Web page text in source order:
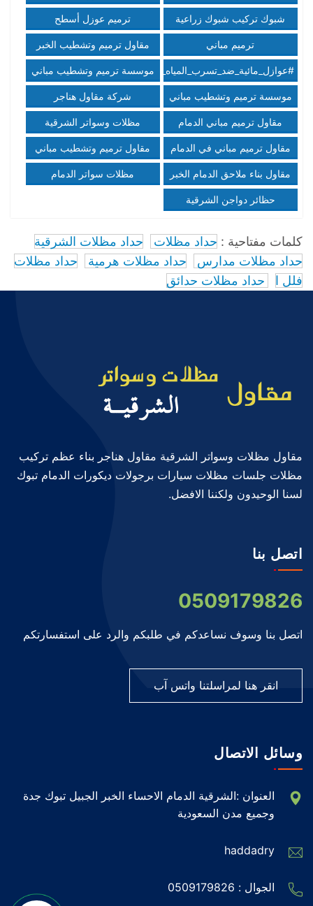
شبوك تركيب شبوك زراعية
شبوك امنية مقاول شبوك
ترميم عوزل أسطح
ترميم مباني مقاول ترميم وتشطيب الخبر
#عوازل_مائية_ضد_تسرب_المياه_ضمان10سنوات
عوازل اسطح ضد تسربات
المياه عازل فوم
موسسة ترميم وتشطيب مباني
الرياض،بناء عظم تسليم مفتاح
الرياض،بناء مجالس الرياض\.
جوال0509179826
موسسة ترميم وتشطيب مباني
الرياض،بناء عظم تسليم مفتاح
الرياض،بناء مجالس الرياض\\\.
جوال0509179826
شركة مقاول هناجر
ومستودعات الرياض
0509179826
مقاول ترميم مباني الدمام
0509179826 الخبر القطيف
مظلات وسواتر الشرقية
مقاول ترميم مباني في الدمام
مقاول ترميم وتشطيب مباني
الدمام_اصباغ وجهات بروفايل
مقاول بناء ملاحق الدمام الخبر
بناء عظم تشطيب مباني الدمام
مظلات سواتر الدمام
حظائر دواجن الشرقية
كلمات مفتاحية : حداد مظلات
حداد مظلات الشرقية
حداد مظلات مدارس
حداد مظلات هرمية
حداد مظلات
فلل ا
حداد مظلات حدائق
مقاول مظلات وسواتر الشرقية مقاول هناجر بناء عظم تركيب
مظلات جلسات مظلات سيارات برجولات ديكورات الدمام تبوك
لسنا الوحيدون ولكننا الافضل.
اتصل بنا
0509179826
اتصل بنا وسوف نساعدكم في طلبكم والرد على استفسارتكم
انقر هنا لمراسلتنا واتس آب
وسائل الاتصال
العنوان :الشرقية الدمام الاحساء الخبر الجبيل تبوك جدة
وجميع مدن السعودية
haddadry
الجوال : 0509179826